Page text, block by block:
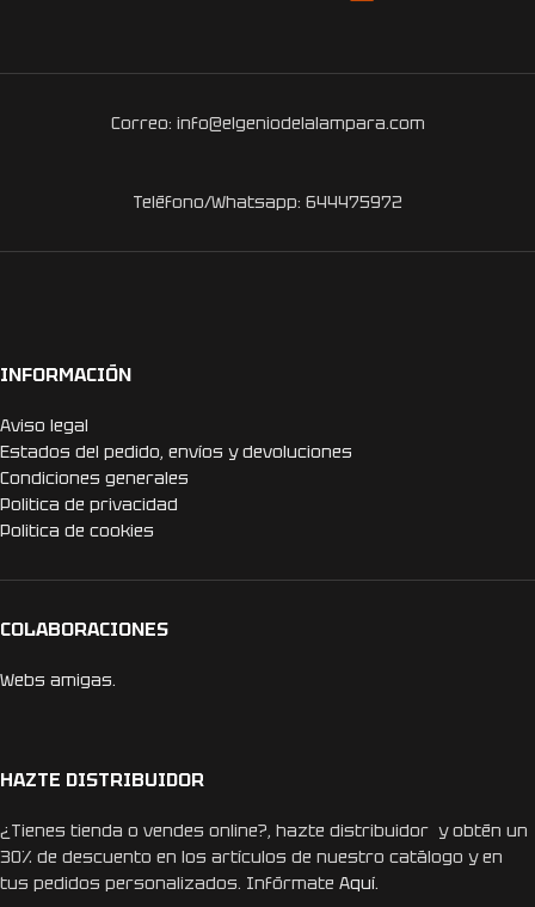
Correo: info@elgeniodelalampara.com
Teléfono/Whatsapp: 644475972
INFORMACIÓN
Aviso legal
Estados del pedido, envíos y devoluciones
Condiciones generales
Politica de privacidad
Politica de cookies
COLABORACIONES
Webs amigas.
HAZTE DISTRIBUIDOR
¿Tienes tienda o vendes online?, hazte distribuidor y obtén un
30% de descuento en los artículos de nuestro catálogo y en
tus pedidos personalizados. Infórmate Aquí.